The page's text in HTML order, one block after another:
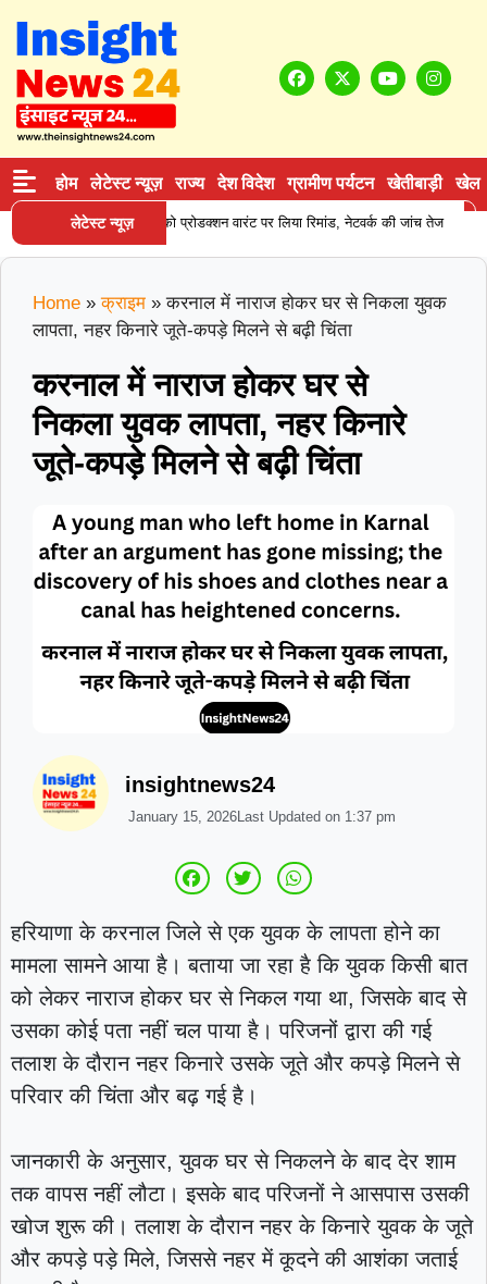
होम लेटेस्ट न्यूज़ राज्य देश विदेश ग्रामीण पर्यटन खेतीबाड़ी खेल
लेटेस्ट न्यूज़
सप्लाई करने वाले आरोपी को प्रोडक्शन वारंट पर लिया रिमांड, नेटवर्क की जांच तेज
Home » क्राइम »करनाल में नाराज होकर घर से निकला युवक
लापता, नहर किनारे जूते-कपड़े मिलने से बढ़ी चिंता
करनाल में नाराज होकर घर से
निकला युवक लापता, नहर किनारे
जूते-कपड़े मिलने से बढ़ी चिंता
insightnews24
January 15, 2026Last Updated on 1:37 pm
हरियाणा के करनाल जिले से एक युवक के लापता होने का
मामला सामने आया है। बताया जा रहा है कि युवक किसी बात
को लेकर नाराज होकर घर से निकल गया था, जिसके बाद से
उसका कोई पता नहीं चल पाया है। परिजनों द्वारा की गई
तलाश के दौरान नहर किनारे उसके जूते और कपड़े मिलने से
परिवार की चिंता और बढ़ गई है।
जानकारी के अनुसार, युवक घर से निकलने के बाद देर शाम
तक वापस नहीं लौटा। इसके बाद परिजनों ने आसपास उसकी
खोज शुरू की। तलाश के दौरान नहर के किनारे युवक के जूते
और कपड़े पड़े मिले, जिससे नहर में कूदने की आशंका जताई